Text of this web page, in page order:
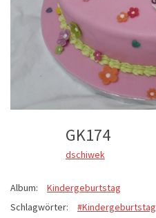
GK174
dschiwek
Album:
Kindergeburtstag
Schlagwörter:
#Kindergeburtstag